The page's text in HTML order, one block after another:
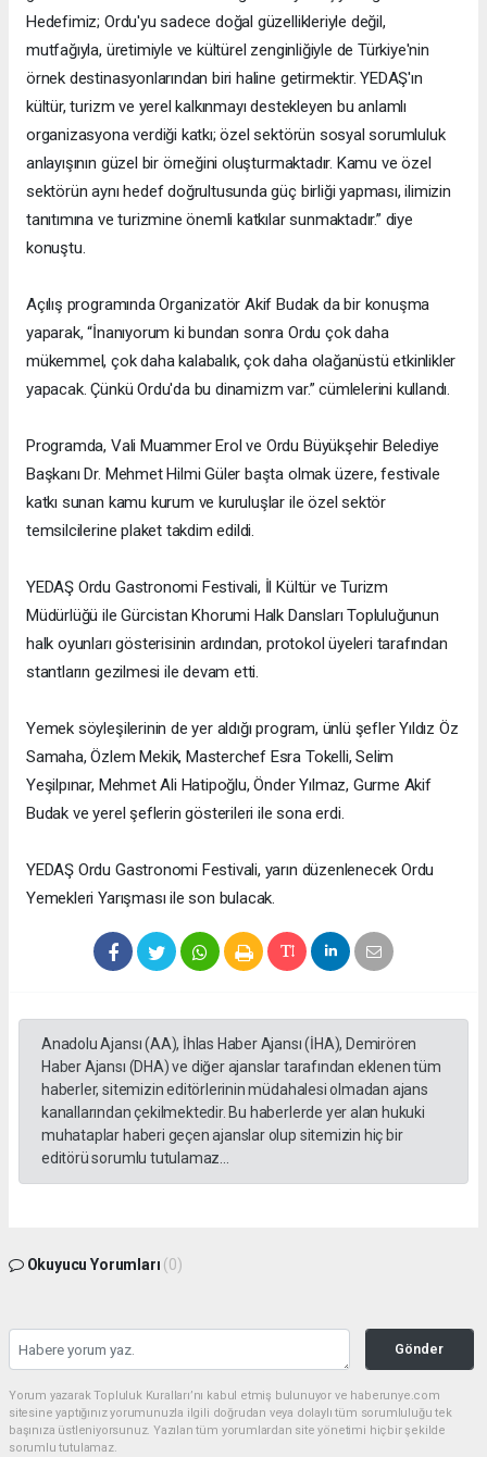
Hedefimiz; Ordu'yu sadece doğal güzellikleriyle değil,
mutfağıyla, üretimiyle ve kültürel zenginliğiyle de Türkiye'nin
örnek destinasyonlarından biri haline getirmektir. YEDAŞ'ın
kültür, turizm ve yerel kalkınmayı destekleyen bu anlamlı
organizasyona verdiği katkı; özel sektörün sosyal sorumluluk
anlayışının güzel bir örneğini oluşturmaktadır. Kamu ve özel
sektörün aynı hedef doğrultusunda güç birliği yapması, ilimizin
tanıtımına ve turizmine önemli katkılar sunmaktadır.” diye
konuştu.
Açılış programında Organizatör Akif Budak da bir konuşma
yaparak, “İnanıyorum ki bundan sonra Ordu çok daha
mükemmel, çok daha kalabalık, çok daha olağanüstü etkinlikler
yapacak. Çünkü Ordu'da bu dinamizm var.” cümlelerini kullandı.
Programda, Vali Muammer Erol ve Ordu Büyükşehir Belediye
Başkanı Dr. Mehmet Hilmi Güler başta olmak üzere, festivale
katkı sunan kamu kurum ve kuruluşlar ile özel sektör
temsilcilerine plaket takdim edildi.
YEDAŞ Ordu Gastronomi Festivali, İl Kültür ve Turizm
Müdürlüğü ile Gürcistan Khorumi Halk Dansları Topluluğunun
halk oyunları gösterisinin ardından, protokol üyeleri tarafından
stantların gezilmesi ile devam etti.
Yemek söyleşilerinin de yer aldığı program, ünlü şefler Yıldız Öz
Samaha, Özlem Mekik, Masterchef Esra Tokelli, Selim
Yeşilpınar, Mehmet Ali Hatipoğlu, Önder Yılmaz, Gurme Akif
Budak ve yerel şeflerin gösterileri ile sona erdi.
YEDAŞ Ordu Gastronomi Festivali, yarın düzenlenecek Ordu
Yemekleri Yarışması ile son bulacak.
Anadolu Ajansı (AA), İhlas Haber Ajansı (İHA), Demirören
Haber Ajansı (DHA) ve diğer ajanslar tarafından eklenen tüm
haberler, sitemizin editörlerinin müdahalesi olmadan ajans
kanallarından çekilmektedir. Bu haberlerde yer alan hukuki
muhataplar haberi geçen ajanslar olup sitemizin hiç bir
editörü sorumlu tutulamaz...
Okuyucu Yorumları (0)
Gönder
Yorum yazarak Topluluk Kuralları’nı kabul etmiş bulunuyor ve haberunye.com
sitesine yaptığınız yorumunuzla ilgili doğrudan veya dolaylı tüm sorumluluğu tek
başınıza üstleniyorsunuz. Yazılan tüm yorumlardan site yönetimi hiçbir şekilde
sorumlu tutulamaz.